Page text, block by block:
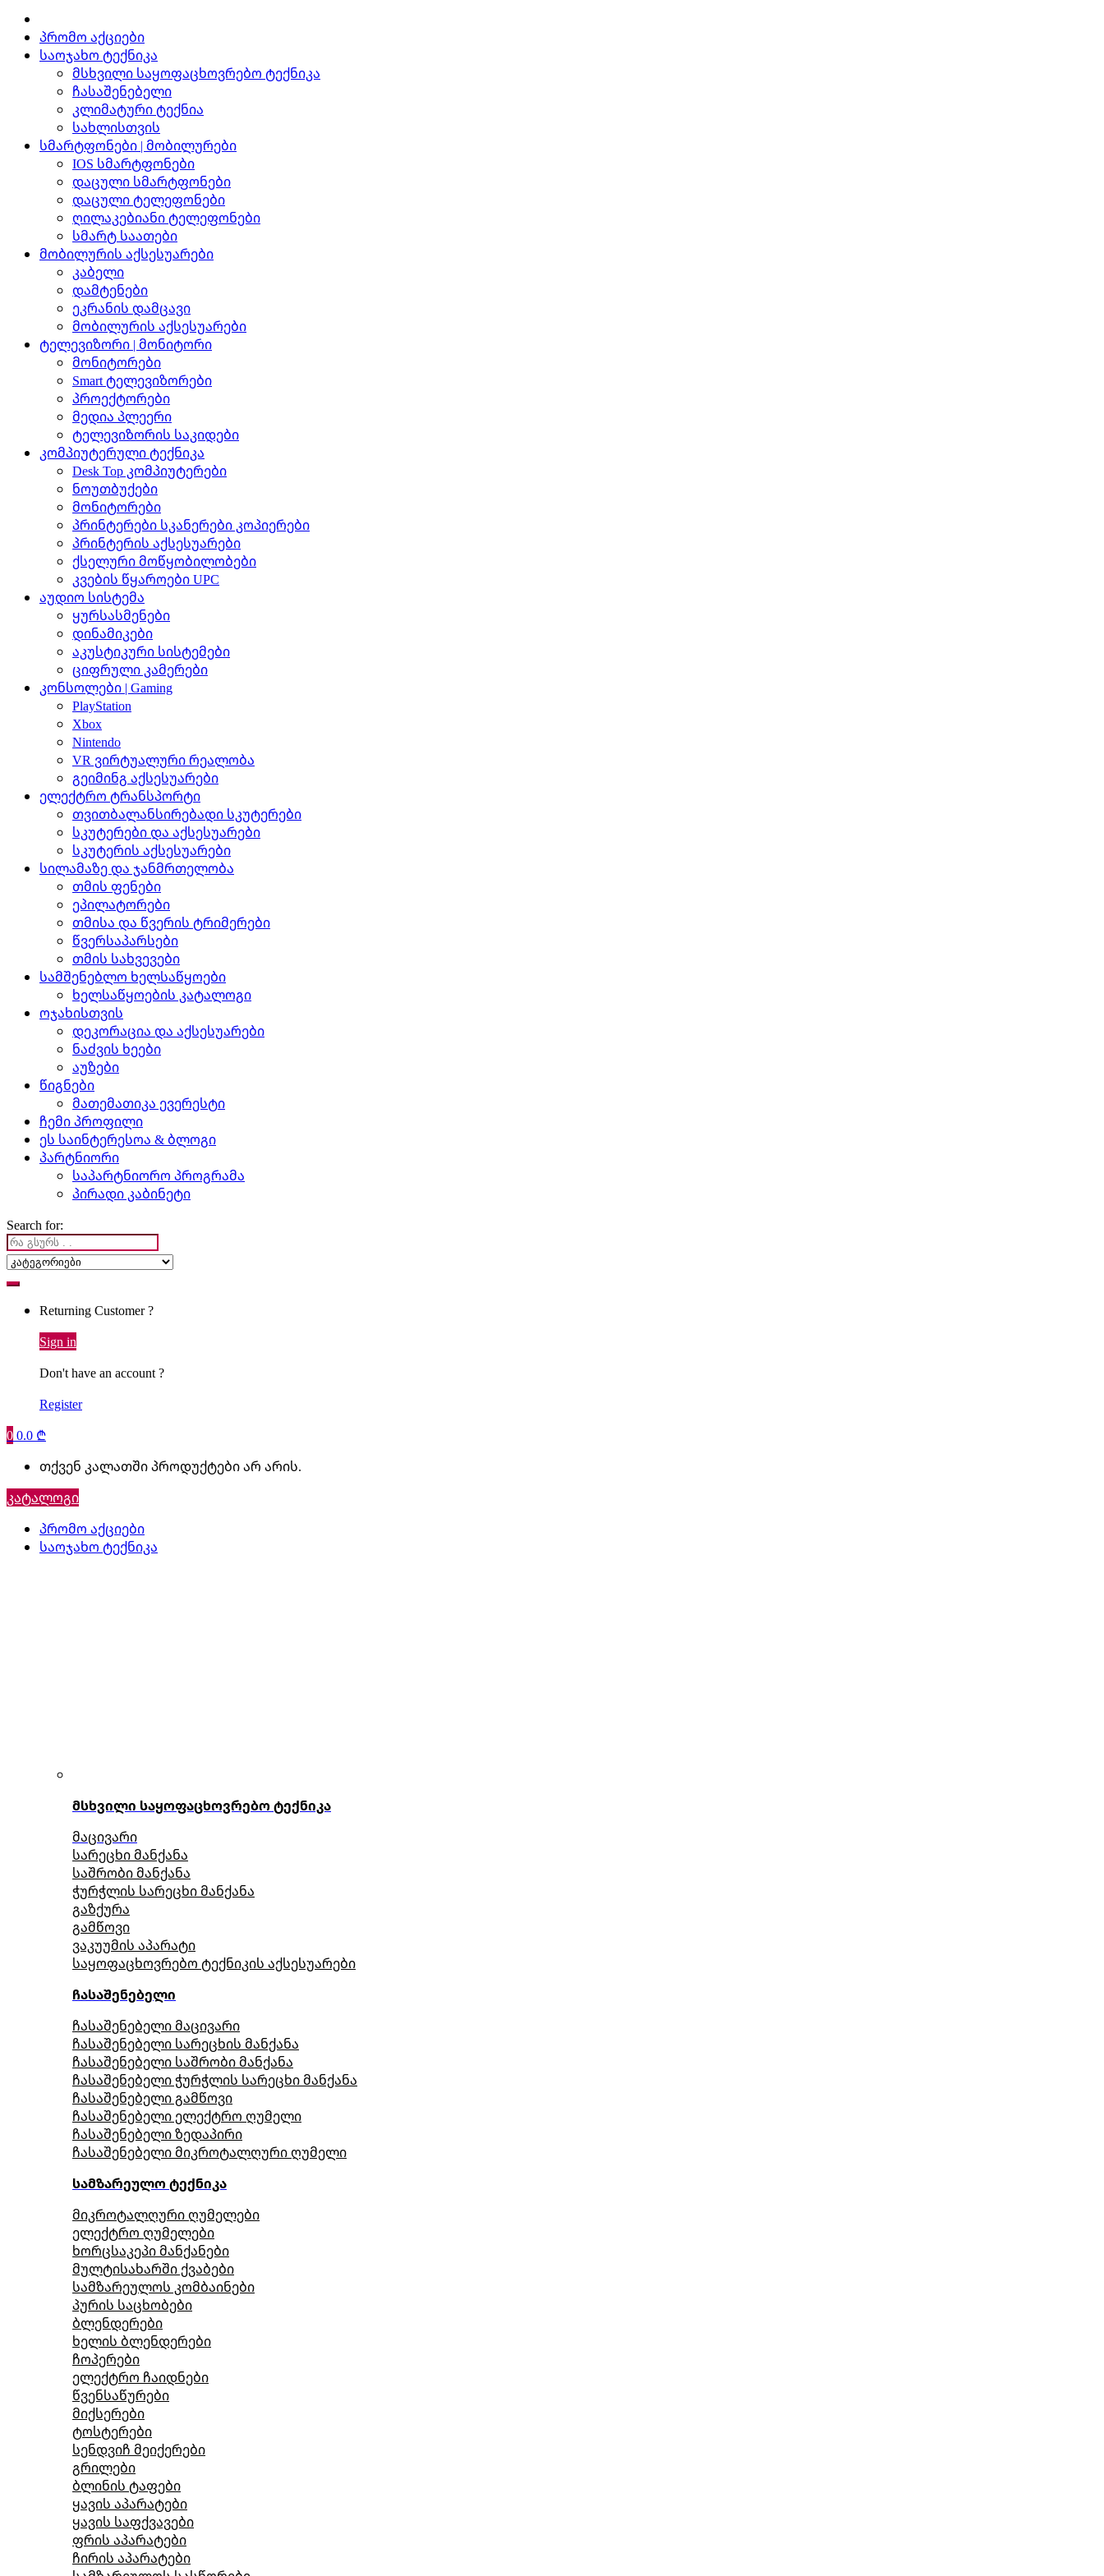
პრომო აქციები
საოჯახო ტექნიკა
მსხვილი საყოფაცხოვრებო ტექნიკა
ჩასაშენებელი
კლიმატური ტექნია
სახლისთვის
სმარტფონები | მობილურები
IOS სმარტფონები
დაცული სმარტფონები
დაცული ტელეფონები
ღილაკებიანი ტელეფონები
სმარტ საათები
მობილურის აქსესუარები
კაბელი
დამტენები
ეკრანის დამცავი
მობილურის აქსესუარები
ტელევიზორი | მონიტორი
მონიტორები
Smart ტელევიზორები
პროექტორები
მედია პლეერი
ტელევიზორის საკიდები
კომპიუტერული ტექნიკა
Desk Top კომპიუტერები
ნოუთბუქები
მონიტორები
პრინტერები სკანერები კოპიერები
პრინტერის აქსესუარები
ქსელური მოწყობილობები
კვების წყაროები UPC
აუდიო სისტემა
ყურსასმენები
დინამიკები
აკუსტიკური სისტემები
ციფრული კამერები
კონსოლები | Gaming
PlayStation
Xbox
Nintendo
VR ვირტუალური რეალობა
გეიმინგ აქსესუარები
ელექტრო ტრანსპორტი
თვითბალანსირებადი სკუტერები
სკუტერები და აქსესუარები
სკუტერის აქსესუარები
სილამაზე და ჯანმრთელობა
თმის ფენები
ეპილატორები
თმისა და წვერის ტრიმერები
წვერსაპარსები
თმის სახვევები
სამშენებლო ხელსაწყოები
ხელსაწყოების კატალოგი
ოჯახისთვის
დეკორაცია და აქსესუარები
ნაძვის ხეები
აუზები
წიგნები
მათემათიკა ევერესტი
ჩემი პროფილი
ეს საინტერესოა & ბლოგი
პარტნიორი
საპარტნიორო პროგრამა
პირადი კაბინეტი
Search for:
Returning Customer ?
Sign in
Don't have an account ?
Register
00.0 ₾
თქვენ კალათში პროდუქტები არ არის.
კატალოგი
პრომო აქციები
საოჯახო ტექნიკა
მსხვილი საყოფაცხოვრებო ტექნიკა
მაცივარი
სარეცხი მანქანა
საშრობი მანქანა
ჭურჭლის სარეცხი მანქანა
გაზქურა
გამწოვი
ვაკუუმის აპარატი
საყოფაცხოვრებო ტექნიკის აქსესუარები
ჩასაშენებელი
ჩასაშენებელი მაცივარი
ჩასაშენებელი სარეცხის მანქანა
ჩასაშენებელი საშრობი მანქანა
ჩასაშენებელი ჭურჭლის სარეცხი მანქანა
ჩასაშენებელი გამწოვი
ჩასაშენებელი ელექტრო ღუმელი
ჩასაშენებელი ზედაპირი
ჩასაშენებელი მიკროტალღური ღუმელი
სამზარეულო ტექნიკა
მიკროტალღური ღუმელები
ელექტრო ღუმელები
ხორცსაკეპი მანქანები
მულტისახარში ქვაბები
სამზარეულოს კომბაინები
პურის საცხობები
ბლენდერები
ხელის ბლენდერები
ჩოპერები
ელექტრო ჩაიდნები
წვენსაწურები
მიქსერები
ტოსტერები
სენდვიჩ მეიქერები
გრილები
ბლინის ტაფები
ყავის აპარატები
ყავის საფქვავები
ფრის აპარატები
ჩირის აპარატები